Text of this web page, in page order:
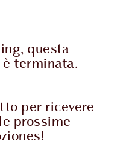
questa
è terminata.
per ricevere
prossime